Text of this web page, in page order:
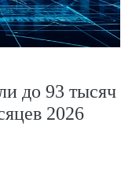
до 93 тысяч
2026